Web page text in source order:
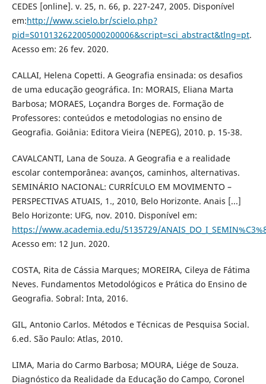
CEDES [online]. v. 25, n. 66, p. 227-247, 2005. Disponível
em:http://www.scielo.br/scielo.php?
pid=S010132622005000200006&script=sci_abstract&tlng=pt.
Acesso em: 26 fev. 2020.
CALLAI, Helena Copetti. A Geografia ensinada: os desafios
de uma educação geográfica. In: MORAIS, Eliana Marta
Barbosa; MORAES, Loçandra Borges de. Formação de
Professores: conteúdos e metodologias no ensino de
Geografia. Goiânia: Editora Vieira (NEPEG), 2010. p. 15-38.
CAVALCANTI, Lana de Souza. A Geografia e a realidade
escolar contemporânea: avanços, caminhos, alternativas.
SEMINÁRIO NACIONAL: CURRÍCULO EM MOVIMENTO –
PERSPECTIVAS ATUAIS, 1., 2010, Belo Horizonte. Anais [...]
Belo Horizonte: UFG, nov. 2010. Disponível em:
https://www.academia.edu/5135729/
Acesso em: 12 Jun. 2020.
COSTA, Rita de Cássia Marques; MOREIRA, Cileya de Fátima
Neves. Fundamentos Metodológicos e Prática do Ensino de
Geografia. Sobral: Inta, 2016.
GIL, Antonio Carlos. Métodos e Técnicas de Pesquisa Social.
6.ed. São Paulo: Atlas, 2010.
LIMA, Maria do Carmo Barbosa; MOURA, Liége de Souza.
Diagnóstico da Realidade da Educação do Campo, Coronel